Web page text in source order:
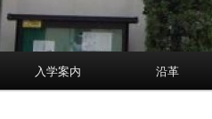
入学案内 沿革